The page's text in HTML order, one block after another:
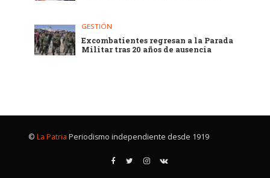
GESTIÓN
Excombatientes regresan a la Parada
Militar tras 20 años de ausencia
© La Patria Periodismo independiente desde 1919